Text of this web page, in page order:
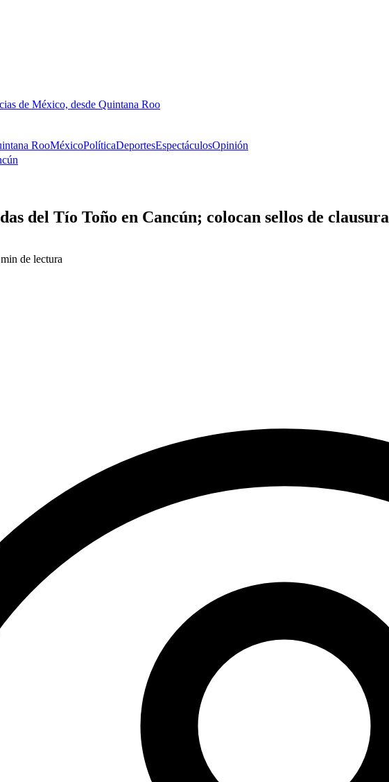
de México, desde Quintana Roo
RooMéxicoPolíticaDeportesEspectáculosOpinión
del Tío Toño en Cancún; colocan sellos de clausura
min de lectura